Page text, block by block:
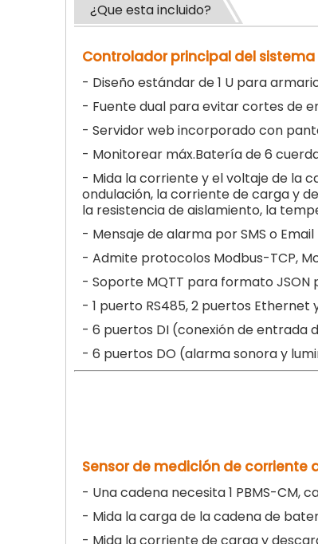
¿Que esta incluido?
Controlador principal del
- Diseño estándar de 1 U para
- Fuente dual para evitar cortes de
- Servidor web incorporado con
- Monitorear máx.Batería de 6
- Mida la corriente y el voltaje de la
ondulación, la corriente de carga y
la resistencia de aislamiento, la
- Mensaje de alarma por SMS o Email
- Admite protocolos Modbus-TCP,
- Soporte MQTT para formato JSON
- 1 puerto RS485, 2 puertos
- 6 puertos DI (conexión de entrada
- 6 puertos DO (alarma sonora y
Sensor de medición de corriente
- Una cadena necesita 1 PBMS-CM,
- Mida la carga de la cadena de